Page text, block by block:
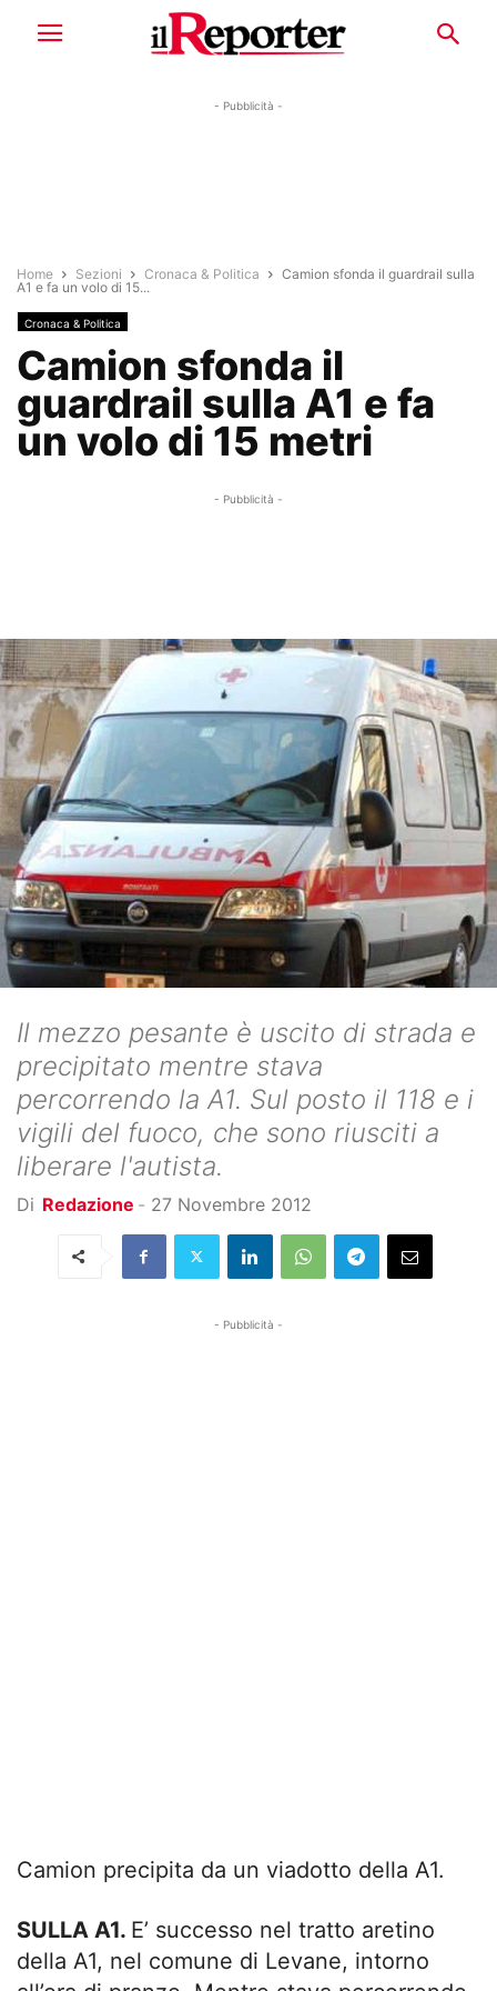
- Pubblicità -
Home Sezioni Cronaca & Politica
Camion sfonda il guardrail sulla
A1 e fa un volo di 15...
Cronaca & Politica
Camion sfonda il
guardrail sulla A1 e fa
un volo di 15 metri
- Pubblicità -
Il mezzo pesante è uscito di strada e
precipitato mentre stava
percorrendo la A1. Sul posto il 118 e i
vigili del fuoco, che sono riusciti a
liberare l'autista.
Di Redazione - 27 Novembre 2012
- Pubblicità -
Camion precipita da un viadotto della A1.
SULLA A1. E’ successo nel tratto aretino
della A1, nel comune di Levane, intorno